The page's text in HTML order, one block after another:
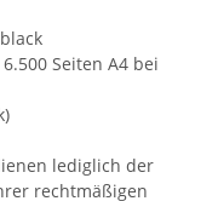
6.500 Seiten A4 bei
lediglich der
rechtmäßigen